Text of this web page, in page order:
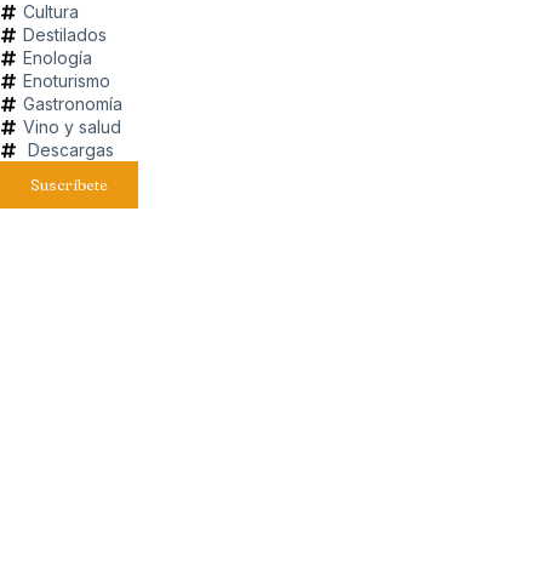
Cultura
Destilados
Enología
Enoturismo
Gastronomía
Vino y salud
Descargas
Suscríbete